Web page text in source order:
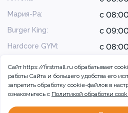
Мария-Ра: с
Burger King: с
Hardcore GYM: с
Сайт https://firstmall.ru обрабатывает
работы Сайта и большего удобства его
запретить обработку сookie-файлов в
ознакомьтесь с Политикой обработки